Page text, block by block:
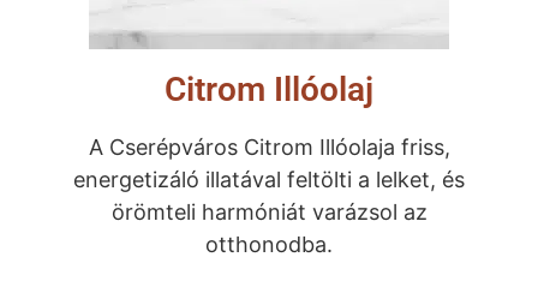
Citrom Illóolaj
A Cserépváros Citrom Illóolaja friss,
energetizáló illatával feltölti a lelket, és
örömteli harmóniát varázsol az
otthonodba.